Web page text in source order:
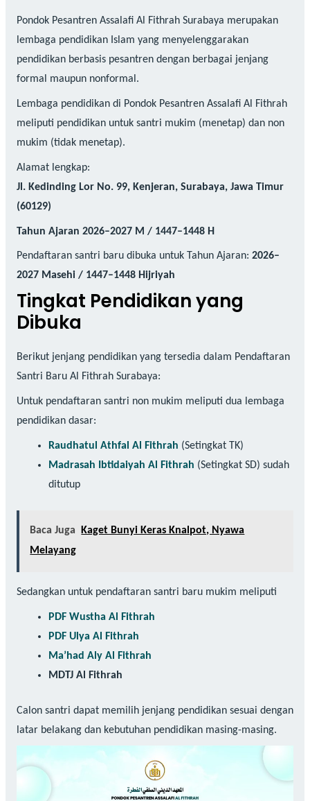
Pondok Pesantren Assalafi Al Fithrah Surabaya merupakan
lembaga pendidikan Islam yang menyelenggarakan
pendidikan berbasis pesantren dengan berbagai jenjang
formal maupun nonformal.
Lembaga pendidikan di Pondok Pesantren Assalafi Al Fithrah
meliputi pendidikan untuk santri mukim (menetap) dan non
mukim (tidak menetap).
Alamat lengkap:
Jl. Kedinding Lor No. 99, Kenjeran, Surabaya, Jawa Timur
(60129)
Tahun Ajaran 2026–2027 M / 1447–1448 H
Pendaftaran santri baru dibuka untuk Tahun Ajaran: 2026–
2027 Masehi / 1447–1448 Hijriyah
Tingkat Pendidikan yang
Dibuka
Berikut jenjang pendidikan yang tersedia dalam Pendaftaran
Santri Baru Al Fithrah Surabaya:
Untuk pendaftaran santri non mukim meliputi dua lembaga
pendidikan dasar:
Raudhatul Athfal Al Fithrah (Setingkat TK)
Madrasah Ibtidaiyah Al Fithrah (Setingkat SD) sudah
ditutup
Baca Juga Kaget Bunyi Keras Knalpot, Nyawa
Melayang
Sedangkan untuk pendaftaran santri baru mukim meliputi
PDF Wustha Al Fithrah
PDF Ulya Al Fithrah
Ma’had Aly Al Fithrah
MDTJ Al Fithrah
Calon santri dapat memilih jenjang pendidikan sesuai dengan
latar belakang dan kebutuhan pendidikan masing-masing.